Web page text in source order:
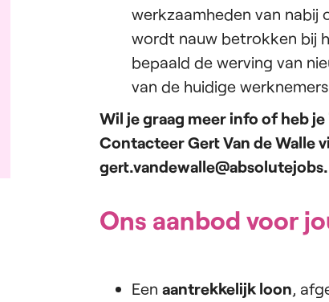
werkzaamheden van nabij
wordt nauw betrokken bij
bepaald de werving van
van de huidige
Wil je graag meer info of heb je
Contacteer Gert Van de Walle
Ons aanbod voor
Een aantrekkelijk loon,